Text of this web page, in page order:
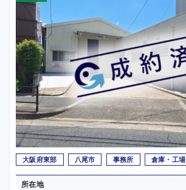
大阪府東部 八尾市 事務所 倉庫・工場
所在地